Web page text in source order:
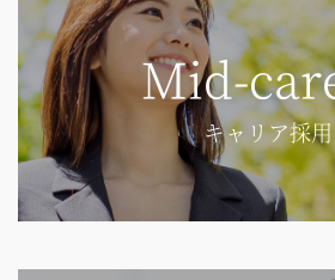
Mid-
キャリア採用